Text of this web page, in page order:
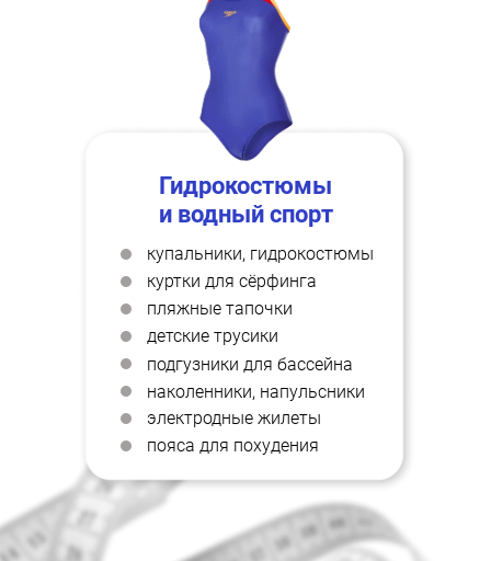
Гидрокостюмы
и водный спорт
купальники, гидрокостюмы
куртки для сёрфинга
пляжные тапочки
детские трусики
подгузники для бассейна
наколенники, напульсники
электродные жилеты
пояса для похудения